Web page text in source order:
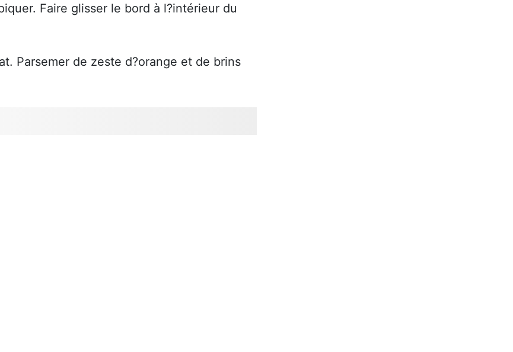
Faire glisser le bord à l?intérieur du
Parsemer de zeste d?orange et de brins